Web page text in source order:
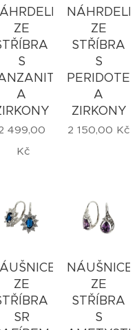
ZE
S
A
499,00
Kč
ZE
STŘÍBRA
S
A
ZIRKONY
2 150,00 Kč
ZE
SR
NÁUŠNICE
ZE
STŘÍBRA
S